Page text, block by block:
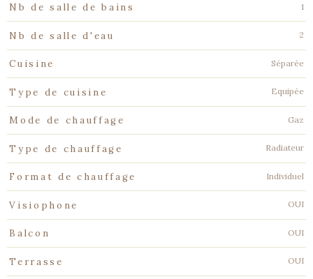
Nb de salle de bains 1
Nb de salle d'eau 2
Cuisine Séparée
Type de cuisine Equipée
Mode de chauffage Gaz
Type de chauffage Radiateur
Format de chauffage Individuel
Visiophone OUI
Balcon OUI
Terrasse OUI